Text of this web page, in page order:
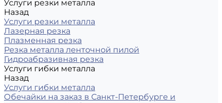
Услуги резки металла
Назад
Услуги резки металла
Лазерная резка
Плазменная резка
Резка металла ленточной пилой
Гидроабразивная резка
Услуги гибки металла
Назад
Услуги гибки металла
Обечайки на заказ в Санкт-Петербурге и